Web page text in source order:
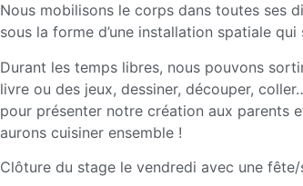
Nous mobilisons le corps dans toutes ses
sous la forme d’une installation spatiale qui
Durant les temps libres, nous pouvons
livre ou des jeux, dessiner, découper,
pour présenter notre création aux parents
aurons cuisiner ensemble !
Clôture du stage le vendredi avec une